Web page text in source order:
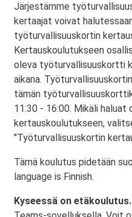
Järjestämme
kertaajat voivat
työturvallisuuskortin
Kertauskoulutukseen
oleva työturvallisuuskortti
aikana.
tämän
11:30 - 16:00. Mikäli haluat
kertauskoulutukseen,
"Työturvallisuuskortin
Tämä koulutus pidetään
language is Finnish.
Kyseessä on etäkoulutus.